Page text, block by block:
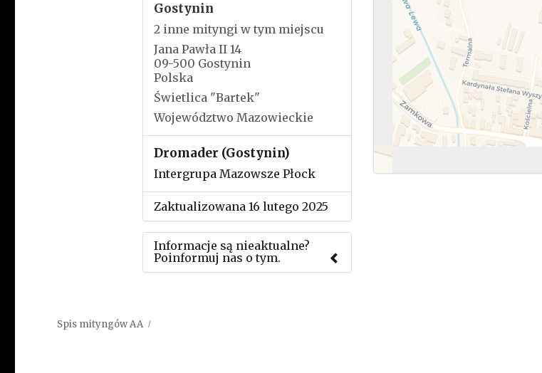
Gostynin
2 inne mityngi w tym miejscu
Jana Pawła II 14
09-500 Gostynin
Polska
Świetlica "Bartek"
Województwo Mazowieckie
Dromader (Gostynin)
Intergrupa Mazowsze Płock
Zaktualizowana 16 lutego 2025
Informacje są nieaktualne?
Poinformuj nas o tym.
Spis mityngów AA